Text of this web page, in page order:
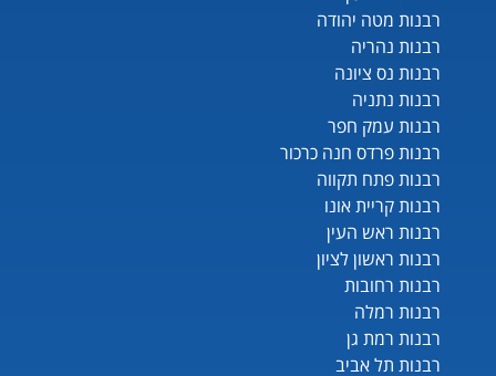
רבנות מטה יהודה
רבנות נהריה
רבנות נס ציונה
רבנות נתניה
רבנות עמק חפר
רבנות פרדס חנה כרכור
רבנות פתח תקווה
רבנות קריית אונו
רבנות ראש העין
רבנות ראשון לציון
רבנות רחובות
רבנות רמלה
רבנות רמת גן
רבנות תל אביב